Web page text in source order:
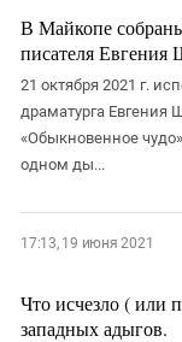
В Майкопе
писателя Евгения
21 октября 2021 г.
драматурга Евгения
«Обыкновенное
одном ды...
17:13, 19 июня 2021
Что исчезло ( или
западных адыгов.